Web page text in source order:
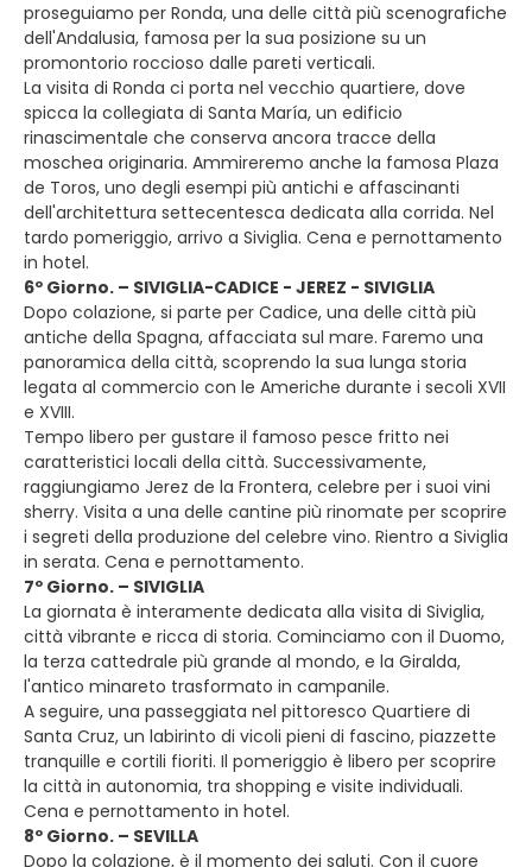
proseguiamo per Ronda, una delle città più scenografiche
dell'Andalusia, famosa per la sua posizione su un
promontorio roccioso dalle pareti verticali.
La visita di Ronda ci porta nel vecchio quartiere, dove
spicca la collegiata di Santa María, un edificio
rinascimentale che conserva ancora tracce della
moschea originaria. Ammireremo anche la famosa Plaza
de Toros, uno degli esempi più antichi e affascinanti
dell'architettura settecentesca dedicata alla corrida. Nel
tardo pomeriggio, arrivo a Siviglia. Cena e pernottamento
in hotel.
6º Giorno. – SIVIGLIA-CADICE - JEREZ - SIVIGLIA
Dopo colazione, si parte per Cadice, una delle città più
antiche della Spagna, affacciata sul mare. Faremo una
panoramica della città, scoprendo la sua lunga storia
legata al commercio con le Americhe durante i secoli XVII
e XVIII.
Tempo libero per gustare il famoso pesce fritto nei
caratteristici locali della città. Successivamente,
raggiungiamo Jerez de la Frontera, celebre per i suoi vini
sherry. Visita a una delle cantine più rinomate per scoprire
i segreti della produzione del celebre vino. Rientro a Siviglia
in serata. Cena e pernottamento.
7º Giorno. – SIVIGLIA
La giornata è interamente dedicata alla visita di Siviglia,
città vibrante e ricca di storia. Cominciamo con il Duomo,
la terza cattedrale più grande al mondo, e la Giralda,
l'antico minareto trasformato in campanile.
A seguire, una passeggiata nel pittoresco Quartiere di
Santa Cruz, un labirinto di vicoli pieni di fascino, piazzette
tranquille e cortili fioriti. Il pomeriggio è libero per scoprire
la città in autonomia, tra shopping e visite individuali.
Cena e pernottamento in hotel.
8º Giorno. – SEVILLA
Dopo la colazione, è il momento dei saluti. Con il cuore